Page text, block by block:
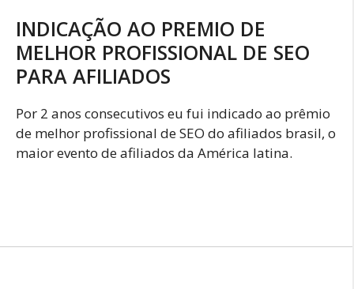
INDICAÇÃO AO PREMIO DE
MELHOR PROFISSIONAL DE SEO
PARA AFILIADOS
Por 2 anos consecutivos eu fui indicado ao prêmio
de melhor profissional de SEO do afiliados brasil, o
maior evento de afiliados da América latina.